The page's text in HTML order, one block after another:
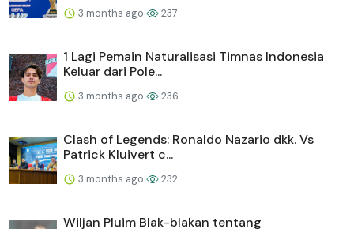
3 months ago 237
1 Lagi Pemain Naturalisasi Timnas Indonesia
Keluar dari Pole...
3 months ago 236
Clash of Legends: Ronaldo Nazario dkk. Vs
Patrick Kluivert c...
3 months ago 232
Wiljan Pluim Blak-blakan tentang